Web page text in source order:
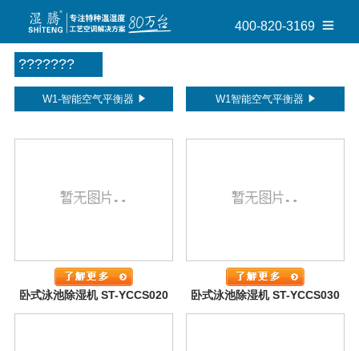
400-820-3169
W1-智能空气平衡器 W1智能空气平衡器
???????
卧式泳池除湿机 ST-YCCS020 卧式泳池除湿机 ST-YCCS030